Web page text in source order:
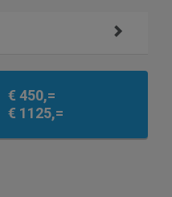
€ 450,=
€ 1125,=